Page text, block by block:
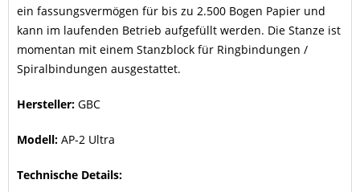
ein fassungsvermögen für bis zu 2.500 Bogen Papier und
kann im laufenden Betrieb aufgefüllt werden. Die Stanze ist
momentan mit einem Stanzblock für Ringbindungen /
Spiralbindungen ausgestattet.
Hersteller: GBC
Modell: AP-2 Ultra
Technische Details: